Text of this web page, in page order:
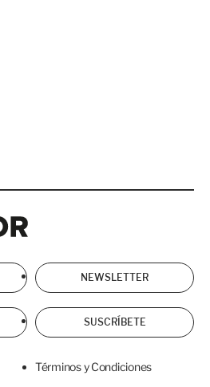
NEWSLETTER
SUSCRÍBETE
Términos y Condiciones